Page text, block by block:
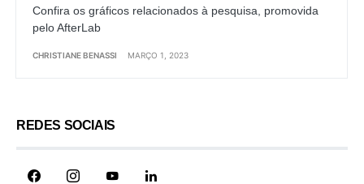
Confira os gráficos relacionados à pesquisa, promovida
pelo AfterLab
CHRISTIANE BENASSI MARÇO 1, 2023
REDES SOCIAIS